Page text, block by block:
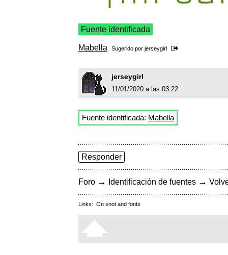
Fuente identificada
Mabella Sugerido por jerseygirl
jerseygirl
11/01/2020 a las 03:22
Fuente identificada: Mabella
Responder
Foro → Identificación de fuentes →
Links: On snot and fonts